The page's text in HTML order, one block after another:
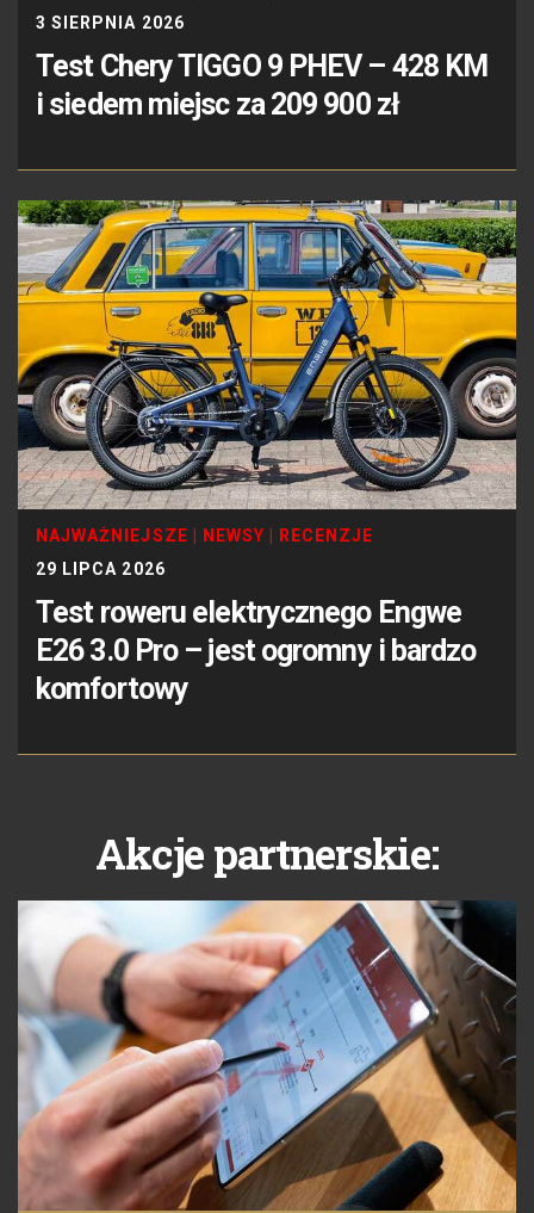
3 SIERPNIA 2026
Test Chery TIGGO 9 PHEV – 428 KM
i siedem miejsc za 209 900 zł
NAJWAŻNIEJSZE NEWSY
RECENZJE
29 LIPCA 2026
Test roweru elektrycznego Engwe
E26 3.0 Pro – jest ogromny i bardzo
komfortowy
Akcje partnerskie: